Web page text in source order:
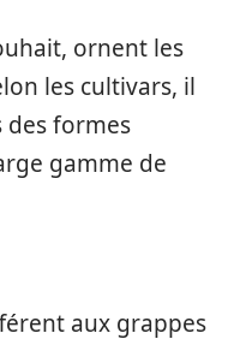
ornent les
les cultivars, il
des formes
gamme de
aux grappes